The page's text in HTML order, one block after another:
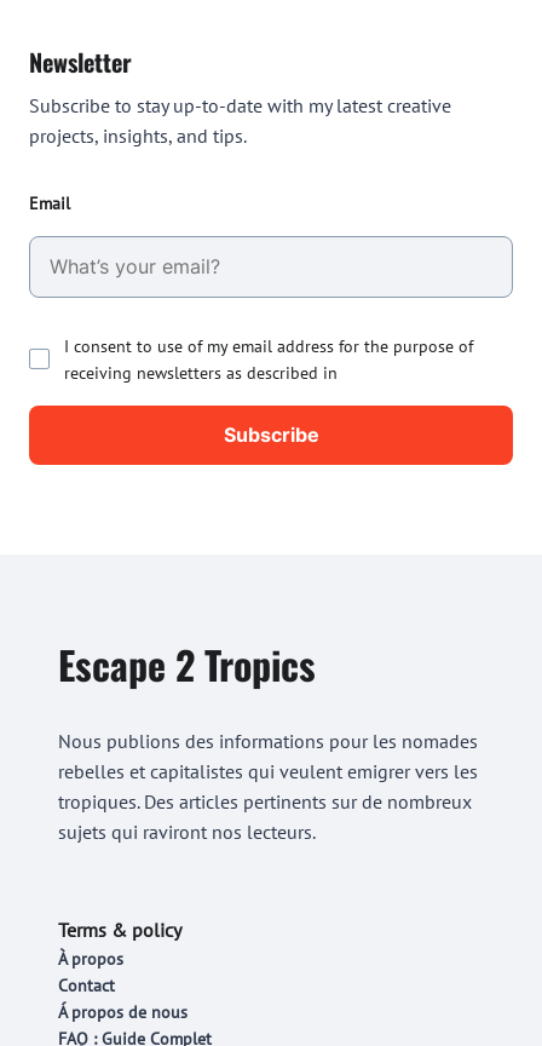
Newsletter
Subscribe to stay up-to-date with my latest creative
projects, insights, and tips.
Email
I consent to use of my email address for the purpose of
receiving newsletters as described in
Escape 2 Tropics
Nous publions des informations pour les nomades
rebelles et capitalistes qui veulent emigrer vers les
tropiques. Des articles pertinents sur de nombreux
sujets qui raviront nos lecteurs.
Terms & policy
À propos
Contact
Á propos de nous
FAQ : Guide Complet